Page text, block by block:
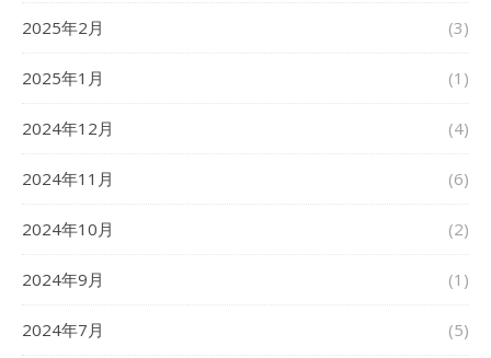
2025年2月 (3)
2025年1月 (1)
2024年12月 (4)
2024年11月 (6)
2024年10月 (2)
2024年9月 (1)
2024年7月 (5)